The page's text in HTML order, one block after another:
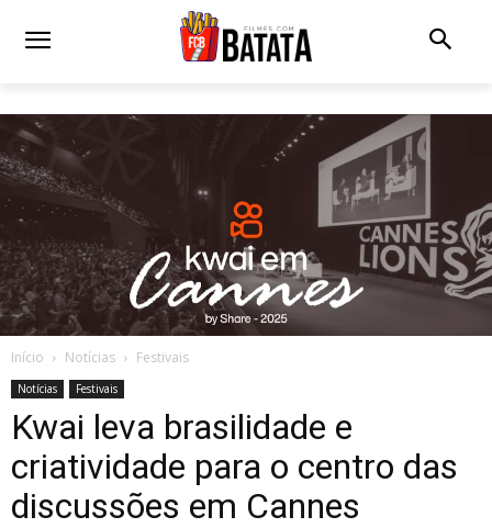
Início Notícias Festivais
Notícias Festivais
Kwai leva brasilidade e
criatividade para o centro das
discussões em Cannes